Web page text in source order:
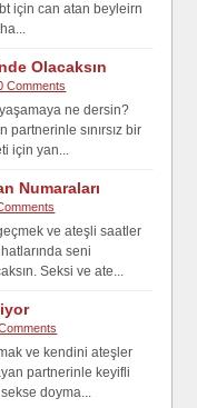
için can atan beyleirn
Olacaksın
Comments
ne dersin?
partnerinle sınırsız bir
için yan...
Numaraları
ve ateşli saatler
seni
Seksi ve ate...
ve kendini ateşler
partnerinle keyifli
doyma...